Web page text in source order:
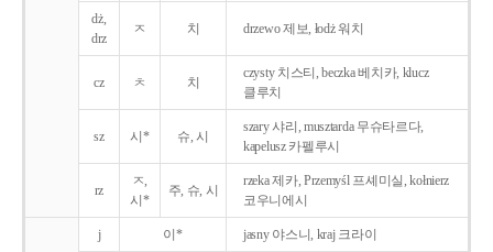
dż,
drz
ㅈ 치 drzewo 제보, łodż 워치
cz ㅊ 치
czysty 치스티, beczka 베치카, klucz
클루치
sz 시* 슈, 시
szary 샤리, musztarda 무슈타르다,
kapelusz 카펠루시
rz
ㅈ,
시*
주, 슈, 시
rzeka 제카, Przemyśl 프셰미실, kołnierz
코우니에시
j 이* jasny 야스니, kraj 크라이